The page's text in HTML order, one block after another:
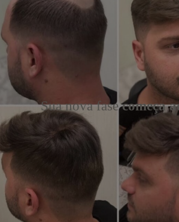
Sua nova fasecomeça